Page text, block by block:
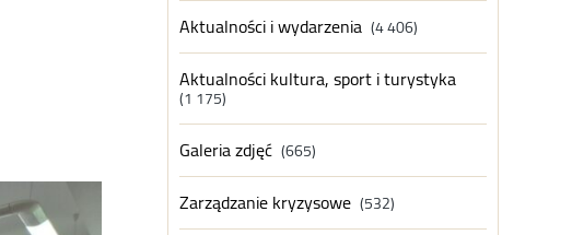
Aktualności i wydarzenia (4 406)
Aktualności kultura, sport i turystyka
(1 175)
Galeria zdjęć (665)
Zarządzanie kryzysowe (532)